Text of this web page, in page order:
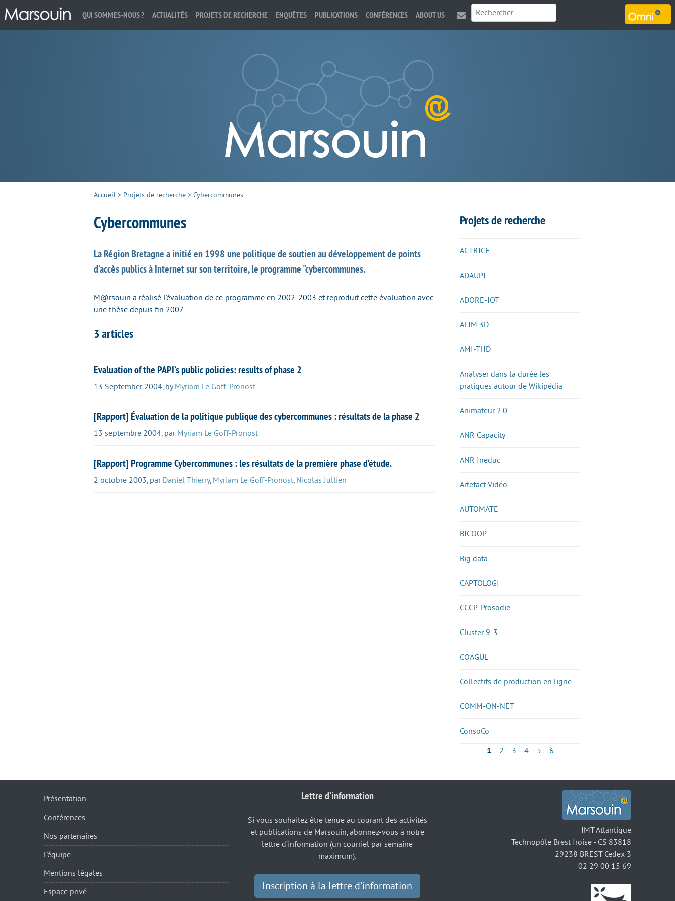
QUI SOMMES-NOUS ? ACTUALITÉS PROJETS DE RECHERCHE ENQUÊTES PUBLICATIONS CONFÉRENCES ABOUT US
Accueil > Projets de recherche > Cybercommunes
Cybercommunes
La Région Bretagne a initié en 1998 une politique de soutien au développement de points
d’accès publics à Internet sur son territoire, le programme "cybercommunes.
M@rsouin a réalisé l’évaluation de ce programme en 2002-2003 et reproduit cette évaluation avec
une thèse depuis fin 2007.
3 articles
Evaluation of the PAPI’s public policies: results of phase 2
13 September 2004, by Myriam Le Goff-Pronost
[Rapport] Évaluation de la politique publique des cybercommunes : résultats de la phase 2
13 septembre 2004, par Myriam Le Goff-Pronost
[Rapport] Programme Cybercommunes : les résultats de la première phase d’étude.
2 octobre 2003, par Daniel Thierry, Myriam Le Goff-Pronost, Nicolas Jullien
Projets de recherche
ACTRICE
ADAUPI
ADORE-IOT
ALIM 3D
AMI-THD
Analyser dans la durée les
pratiques autour de Wikipédia
Animateur 2.0
ANR Capacity
ANR Ineduc
Artefact Vidéo
AUTOMATE
BICOOP
Big data
CAPTOLOGI
CCCP-Prosodie
Cluster 9-3
COAGUL
Collectifs de production en ligne
COMM-ON-NET
ConsoCo
1 2 3 4 5 6
Présentation
Conférences
Nos partenaires
L’équipe
Mentions légales
Espace privé
Lettre d’information
Si vous souhaitez être tenue au courant des activités
et publications de Marsouin, abonnez-vous à notre
lettre d’information (un courriel par semaine
maximum).
Inscription à la lettre d’information
IMT Atlantique
Technopôle Brest Iroise - CS 83818
29238 BREST Cedex 3
02 29 00 15 69